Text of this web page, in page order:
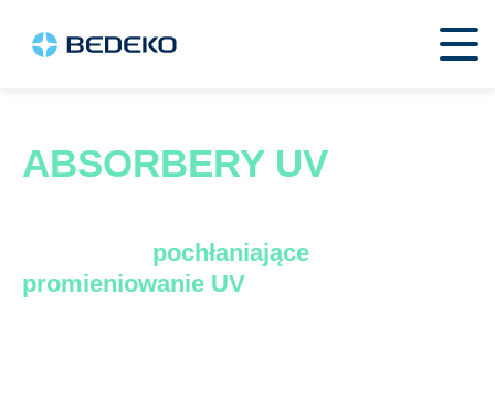
ABSORBERY UV
pochłaniające
promieniowanie UV, chroniąc produkty